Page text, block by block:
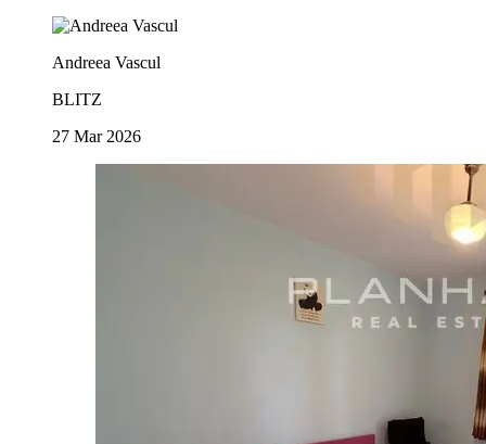
Andreea Vascul
BLITZ
27 Mar 2026